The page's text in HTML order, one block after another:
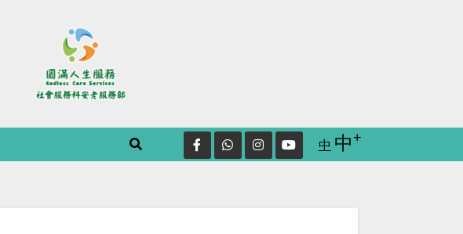
中 Reset
font
中Increase
+